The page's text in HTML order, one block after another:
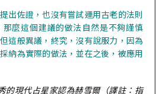
出佐證，也沒有嘗試運用古老的法則
那麼這個建議的做法自然是不夠謹慎
這般異議，終究，沒有說服力，因為
納為實際的做法，並在之後，被應用
的現代占星家認為赫雪爾（譯註：指